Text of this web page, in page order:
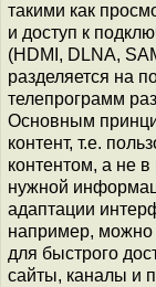
такими как
и доступ к
(HDMI, DLNA,
разделяется на
телепрограмм
Основным
контент, т.е.
контентом, а не
нужной
адаптации
например,
для быстрого
сайты, каналы и